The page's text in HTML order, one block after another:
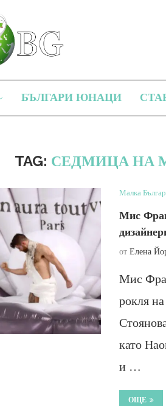
БЪЛГАРИ ЮНАЦИ
TAG: СЕДМИЦА НА
Малка
Мис
от Елена
Мис
рокля
като
и …
ОЩЕ